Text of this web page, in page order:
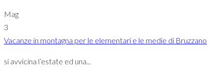
Mag
3
Vacanze in montagna per le elementari e le medie di Bruzzano
si avvicina l’estate ed una...